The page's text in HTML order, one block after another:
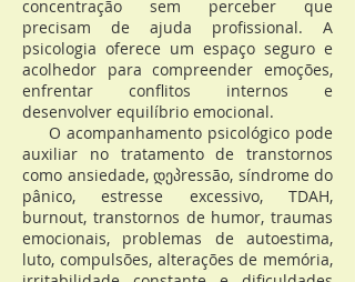
concentração sem perceber que
precisam de ajuda profissional. A
psicologia oferece um espaço seguro e
acolhedor para compreender emoções,
enfrentar conflitos internos e
desenvolver equilíbrio emocional.
O acompanhamento psicológico pode
auxiliar no tratamento de transtornos
como ansiedade, დეპressão, síndrome do
pânico, estresse excessivo, TDAH,
burnout, transtornos de humor, traumas
emocionais, problemas de autoestima,
luto, compulsões, alterações de memória,